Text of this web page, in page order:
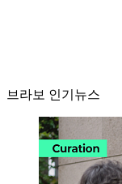
브라보 인기뉴스